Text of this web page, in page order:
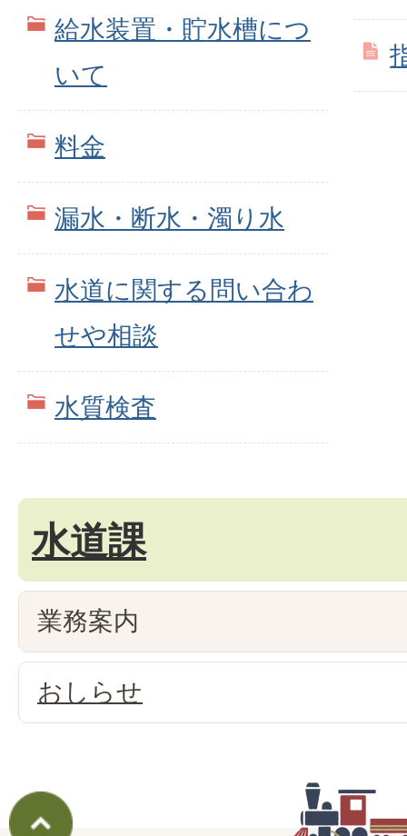
給水装置・貯水槽につ
いて
料金
漏水・断水・濁り水
水道に関する問い合わ
せや相談
水質検査
水道課
業務案内
おしらせ